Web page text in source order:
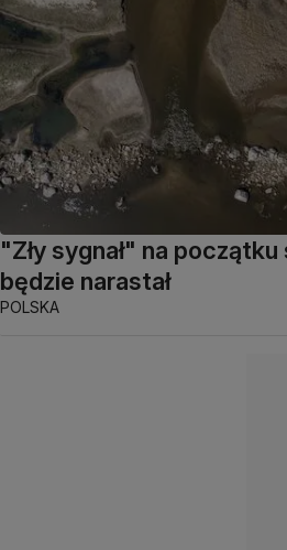
"Zły sygnał" na
będzie narastał
POLSKA